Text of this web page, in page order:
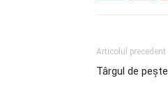
Articolul precedent
Târgul de